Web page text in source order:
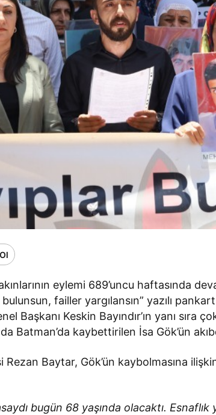
eylemi 689’uncu haftasında
failler yargılansın” yazılı
Başkanı Keskin Bayındır’ın yanı sıra
Batman’da kaybettirilen İsa Gök’ün
Baytar, Gök’ün kaybolmasına
bugün 68 yaşında olacaktı.